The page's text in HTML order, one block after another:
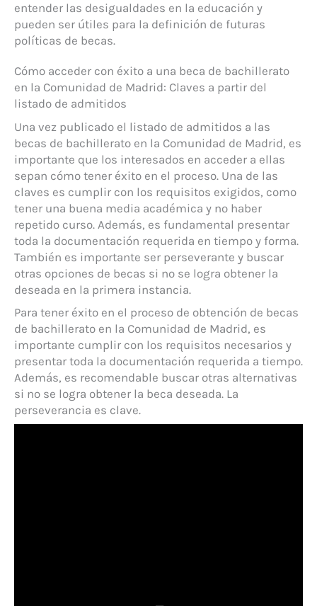
entender las desigualdades en la educación y
pueden ser útiles para la definición de futuras
políticas de becas.
Cómo acceder con éxito a una beca de bachillerato
en la Comunidad de Madrid: Claves a partir del
listado de admitidos
Una vez publicado el listado de admitidos a las
becas de bachillerato en la Comunidad de Madrid, es
importante que los interesados en acceder a ellas
sepan cómo tener éxito en el proceso. Una de las
claves es cumplir con los requisitos exigidos, como
tener una buena media académica y no haber
repetido curso. Además, es fundamental presentar
toda la documentación requerida en tiempo y forma.
También es importante ser perseverante y buscar
otras opciones de becas si no se logra obtener la
deseada en la primera instancia.
Para tener éxito en el proceso de obtención de becas
de bachillerato en la Comunidad de Madrid, es
importante cumplir con los requisitos necesarios y
presentar toda la documentación requerida a tiempo.
Además, es recomendable buscar otras alternativas
si no se logra obtener la beca deseada. La
perseverancia es clave.